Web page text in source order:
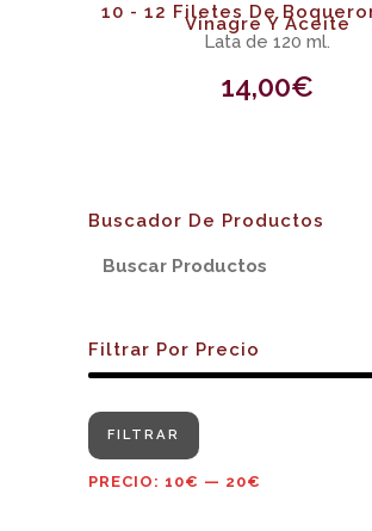
10 - 12 Filetes De
Vinagre Y Aceite
Lata de 120 ml.
14,00€
Buscador De Productos
Filtrar Por Precio
Precio
mínimo
Precio
máximo
FILTRAR
PRECIO: 10€ — 20€